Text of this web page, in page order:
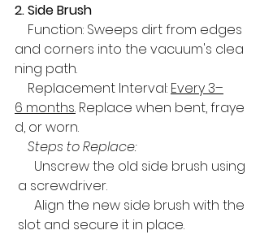
2. Side Brush
Function: Sweeps dirt from edges
and corners into the vacuum's clea
ning path.
Replacement Interval: Every 3–
6 months. Replace when bent, fraye
d, or worn.
Steps to Replace:
Unscrew the old side brush using
a screwdriver.
Align the new side brush with the
slot and secure it in place.